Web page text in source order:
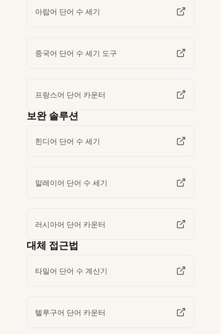
아랍어 단어 수 세기
중국어 단어 수 세기 도구
프랑스어 단어 카운터
보완 솔루션
힌디어 단어 수 세기
말레이어 단어 수 세기
러시아어 단어 카운터
대체 접근법
타밀어 단어 수 계산기
텔루구어 단어 카운터